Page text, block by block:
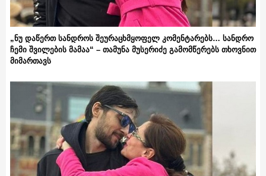
„ნუ დაწერთ სანდროს შეურაცხმყოფელ კომენტარებს… სანდრო
ჩემი შვილების მამაა“ – თამუნა მუსერიძე გამომწერებს თხოვნით
მიმართავს